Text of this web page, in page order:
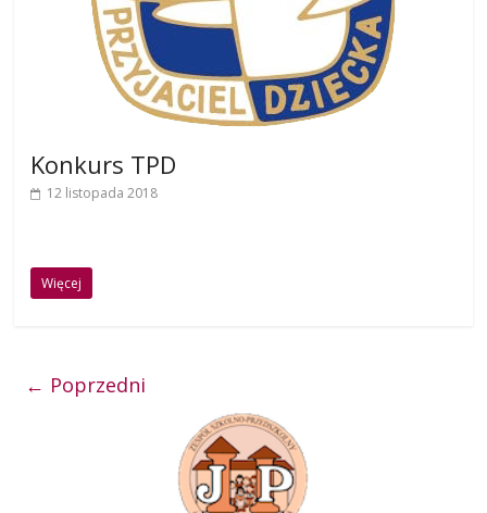
Konkurs TPD
12 listopada 2018
Więcej
← Poprzedni